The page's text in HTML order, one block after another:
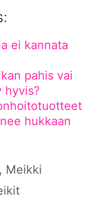
ei kannata
pahis vai
hyvis?
hukkaan
, Meikki